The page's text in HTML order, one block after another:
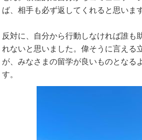
ば、相手も必ず返してくれると思います
反対に、自分から行動しなければ誰も
れないと思いました。偉そうに言える
が、みなさまの留学が良いものとなる
す。